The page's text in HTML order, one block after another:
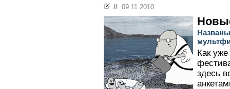
// 09.11.2010
Как
здесь